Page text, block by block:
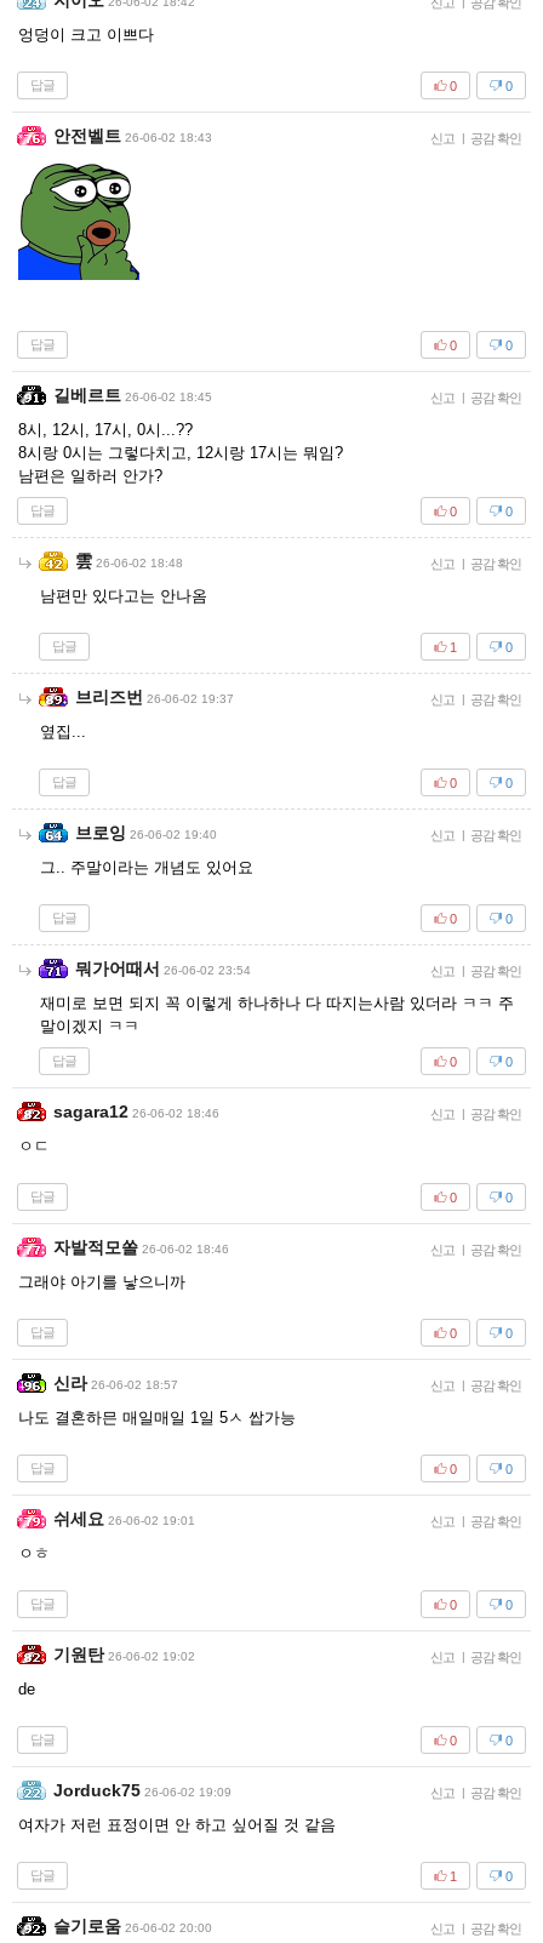
엉덩이 크고 이쁘다
답글 0
0
안전벨트 26-06-02 18:43 신고 | 공감 확인
답글 0
0
길베르트 26-06-02 18:45 신고 | 공감 확인
8시, 12시, 17시, 0시...??
8시랑 0시는 그렇다치고, 12시랑 17시는 뭐임?
남편은 일하러 안가?
답글 0
0
雲 26-06-02 18:48 신고 | 공감 확인
남편만 있다고는 안나옴
답글 0
1
브리즈번 26-06-02 19:37 신고 | 공감 확인
옆집...
답글 0
0
브로잉 26-06-02 19:40 신고 | 공감 확인
그.. 주말이라는 개념도 있어요
답글 0
0
뭐가어때서 26-06-02 23:54 신고 | 공감 확인
재미로 보면 되지 꼭 이렇게 하나하나 다 따지는사람 있더라 ㅋㅋ 주
말이겠지 ㅋㅋ
답글 0
0
sagara12 26-06-02 18:46 신고 | 공감 확인
ㅇㄷ
답글 0
0
자발적모쏠 26-06-02 18:46 신고 | 공감 확인
그래야 아기를 낳으니까
답글 0
0
신라 26-06-02 18:57 신고 | 공감 확인
나도 결혼하믄 매일매일 1일 5ㅅ 쌉가능
답글 0
0
쉬세요 26-06-02 19:01 신고 | 공감 확인
ㅇㅎ
답글 0
0
기원탄 26-06-02 19:02 신고 | 공감 확인
de
답글 0
0
Jorduck75 26-06-02 19:09 신고 | 공감 확인
여자가 저런 표정이면 안 하고 싶어질 것 같음
답글 0
1
슬기로움 26-06-02 20:00 신고 | 공감 확인